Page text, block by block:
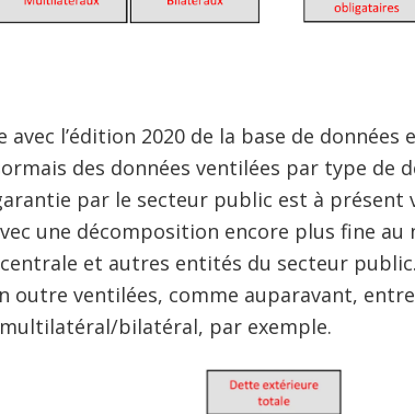
avec l’édition 2020 de la base de
des données ventilées par type de
par le secteur public est à
une décomposition encore plus fine
et autres entités du secteur
outre ventilées, comme auparavant,
bilatéral, par exemple.